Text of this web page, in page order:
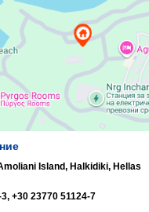
Island, Halkidiki, Hellas
+30 23770 51124-7